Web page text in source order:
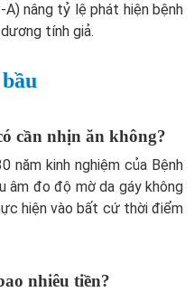
nâng tỷ lệ phát hiện bệnh
tính giả.
cần nhịn ăn không?
năm kinh nghiệm của Bệnh
âm đo độ mờ da gáy không
hiện vào bất cứ thời điểm
nhiêu tiền?